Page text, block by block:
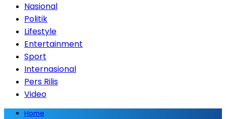
Nasional
Politik
Lifestyle
Entertainment
Sport
Internasional
Pers Rilis
Video
Home